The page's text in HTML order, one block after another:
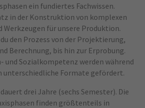
ein fundiertes Fachwissen.
in der Konstruktion von komplexen
Werkzeugen für unsere Produktion.
den Prozess von der Projektierung,
Berechnung, bis hin zur Erprobung.
und Sozialkompetenz werden während
unterschiedliche Formate gefördert.
drei Jahre (sechs Semester). Die
finden größtenteils in